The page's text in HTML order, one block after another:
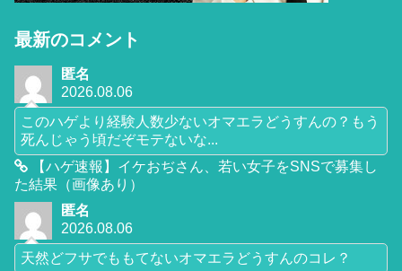
最新のコメント
匿名
2026.08.06
このハゲより経験人数少ないオマエラどうすんの？もう
死んじゃう頃だぞモテないな...
【ハゲ速報】イケおぢさん、若い女子をSNSで募集し
た結果（画像あり）
匿名
2026.08.06
天然どフサでももてないオマエラどうすんのコレ？